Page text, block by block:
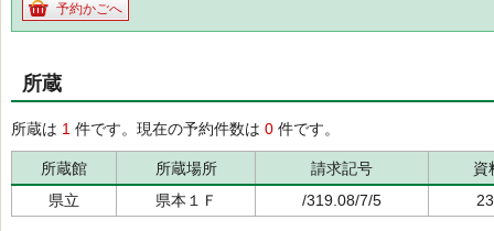
予約かごへ
所蔵
所蔵は 1 件です。現在の予約件数は 0 件です。
所蔵館 所蔵場所 請求記号
資
県立
県本１Ｆ /319.08/7/5